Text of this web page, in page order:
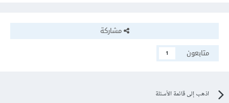
مشاركة
متابعون
1
اذهب إلى قائمة الأسئلة